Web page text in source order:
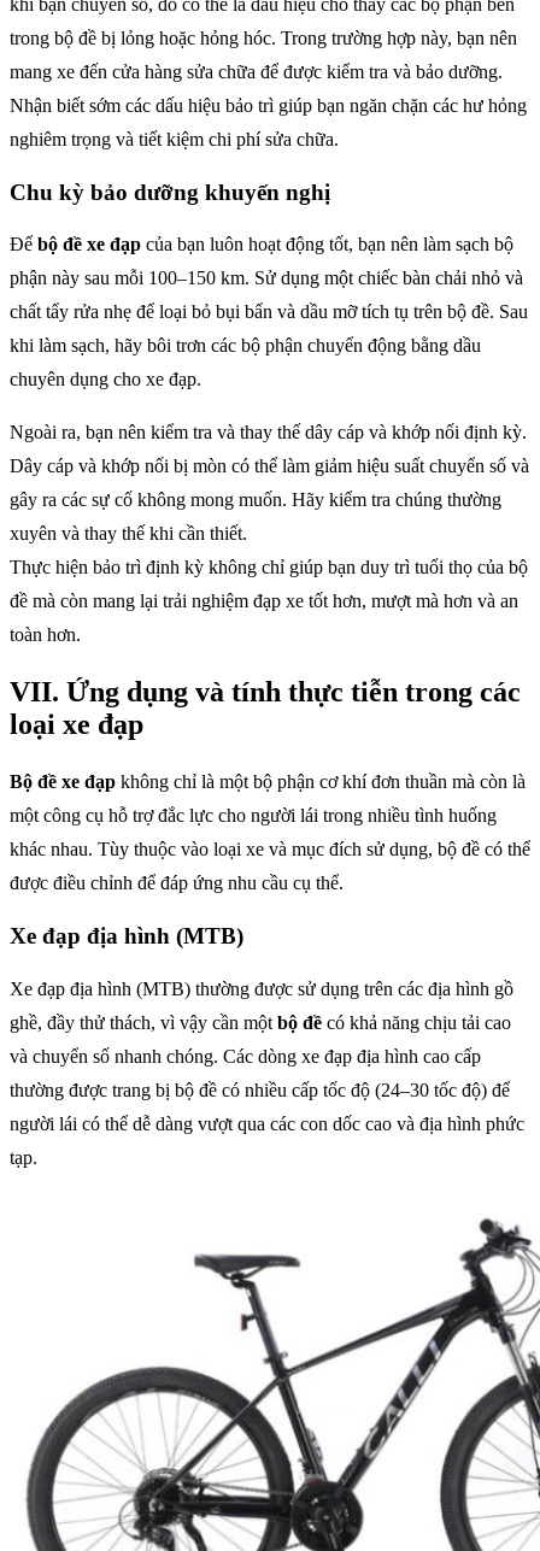
khi bạn chuyển số, đó có thể là dấu hiệu cho thấy các bộ phận bên
trong bộ đề bị lỏng hoặc hỏng hóc. Trong trường hợp này, bạn nên
mang xe đến cửa hàng sửa chữa để được kiểm tra và bảo dưỡng.
Nhận biết sớm các dấu hiệu bảo trì giúp bạn ngăn chặn các hư hỏng
nghiêm trọng và tiết kiệm chi phí sửa chữa.
Chu kỳ bảo dưỡng khuyến nghị
Để bộ đề xe đạp của bạn luôn hoạt động tốt, bạn nên làm sạch bộ
phận này sau mỗi 100–150 km. Sử dụng một chiếc bàn chải nhỏ và
chất tẩy rửa nhẹ để loại bỏ bụi bẩn và dầu mỡ tích tụ trên bộ đề. Sau
khi làm sạch, hãy bôi trơn các bộ phận chuyển động bằng dầu
chuyên dụng cho xe đạp.
Ngoài ra, bạn nên kiểm tra và thay thế dây cáp và khớp nối định kỳ.
Dây cáp và khớp nối bị mòn có thể làm giảm hiệu suất chuyển số và
gây ra các sự cố không mong muốn. Hãy kiểm tra chúng thường
xuyên và thay thế khi cần thiết.
Thực hiện bảo trì định kỳ không chỉ giúp bạn duy trì tuổi thọ của bộ
đề mà còn mang lại trải nghiệm đạp xe tốt hơn, mượt mà hơn và an
toàn hơn.
VII. Ứng dụng và tính thực tiễn trong các
loại xe đạp
Bộ đề xe đạp không chỉ là một bộ phận cơ khí đơn thuần mà còn là
một công cụ hỗ trợ đắc lực cho người lái trong nhiều tình huống
khác nhau. Tùy thuộc vào loại xe và mục đích sử dụng, bộ đề có thể
được điều chỉnh để đáp ứng nhu cầu cụ thể.
Xe đạp địa hình (MTB)
Xe đạp địa hình (MTB) thường được sử dụng trên các địa hình gồ
ghề, đầy thử thách, vì vậy cần một bộ đề có khả năng chịu tải cao
và chuyển số nhanh chóng. Các dòng xe đạp địa hình cao cấp
thường được trang bị bộ đề có nhiều cấp tốc độ (24–30 tốc độ) để
người lái có thể dễ dàng vượt qua các con dốc cao và địa hình phức
tạp.